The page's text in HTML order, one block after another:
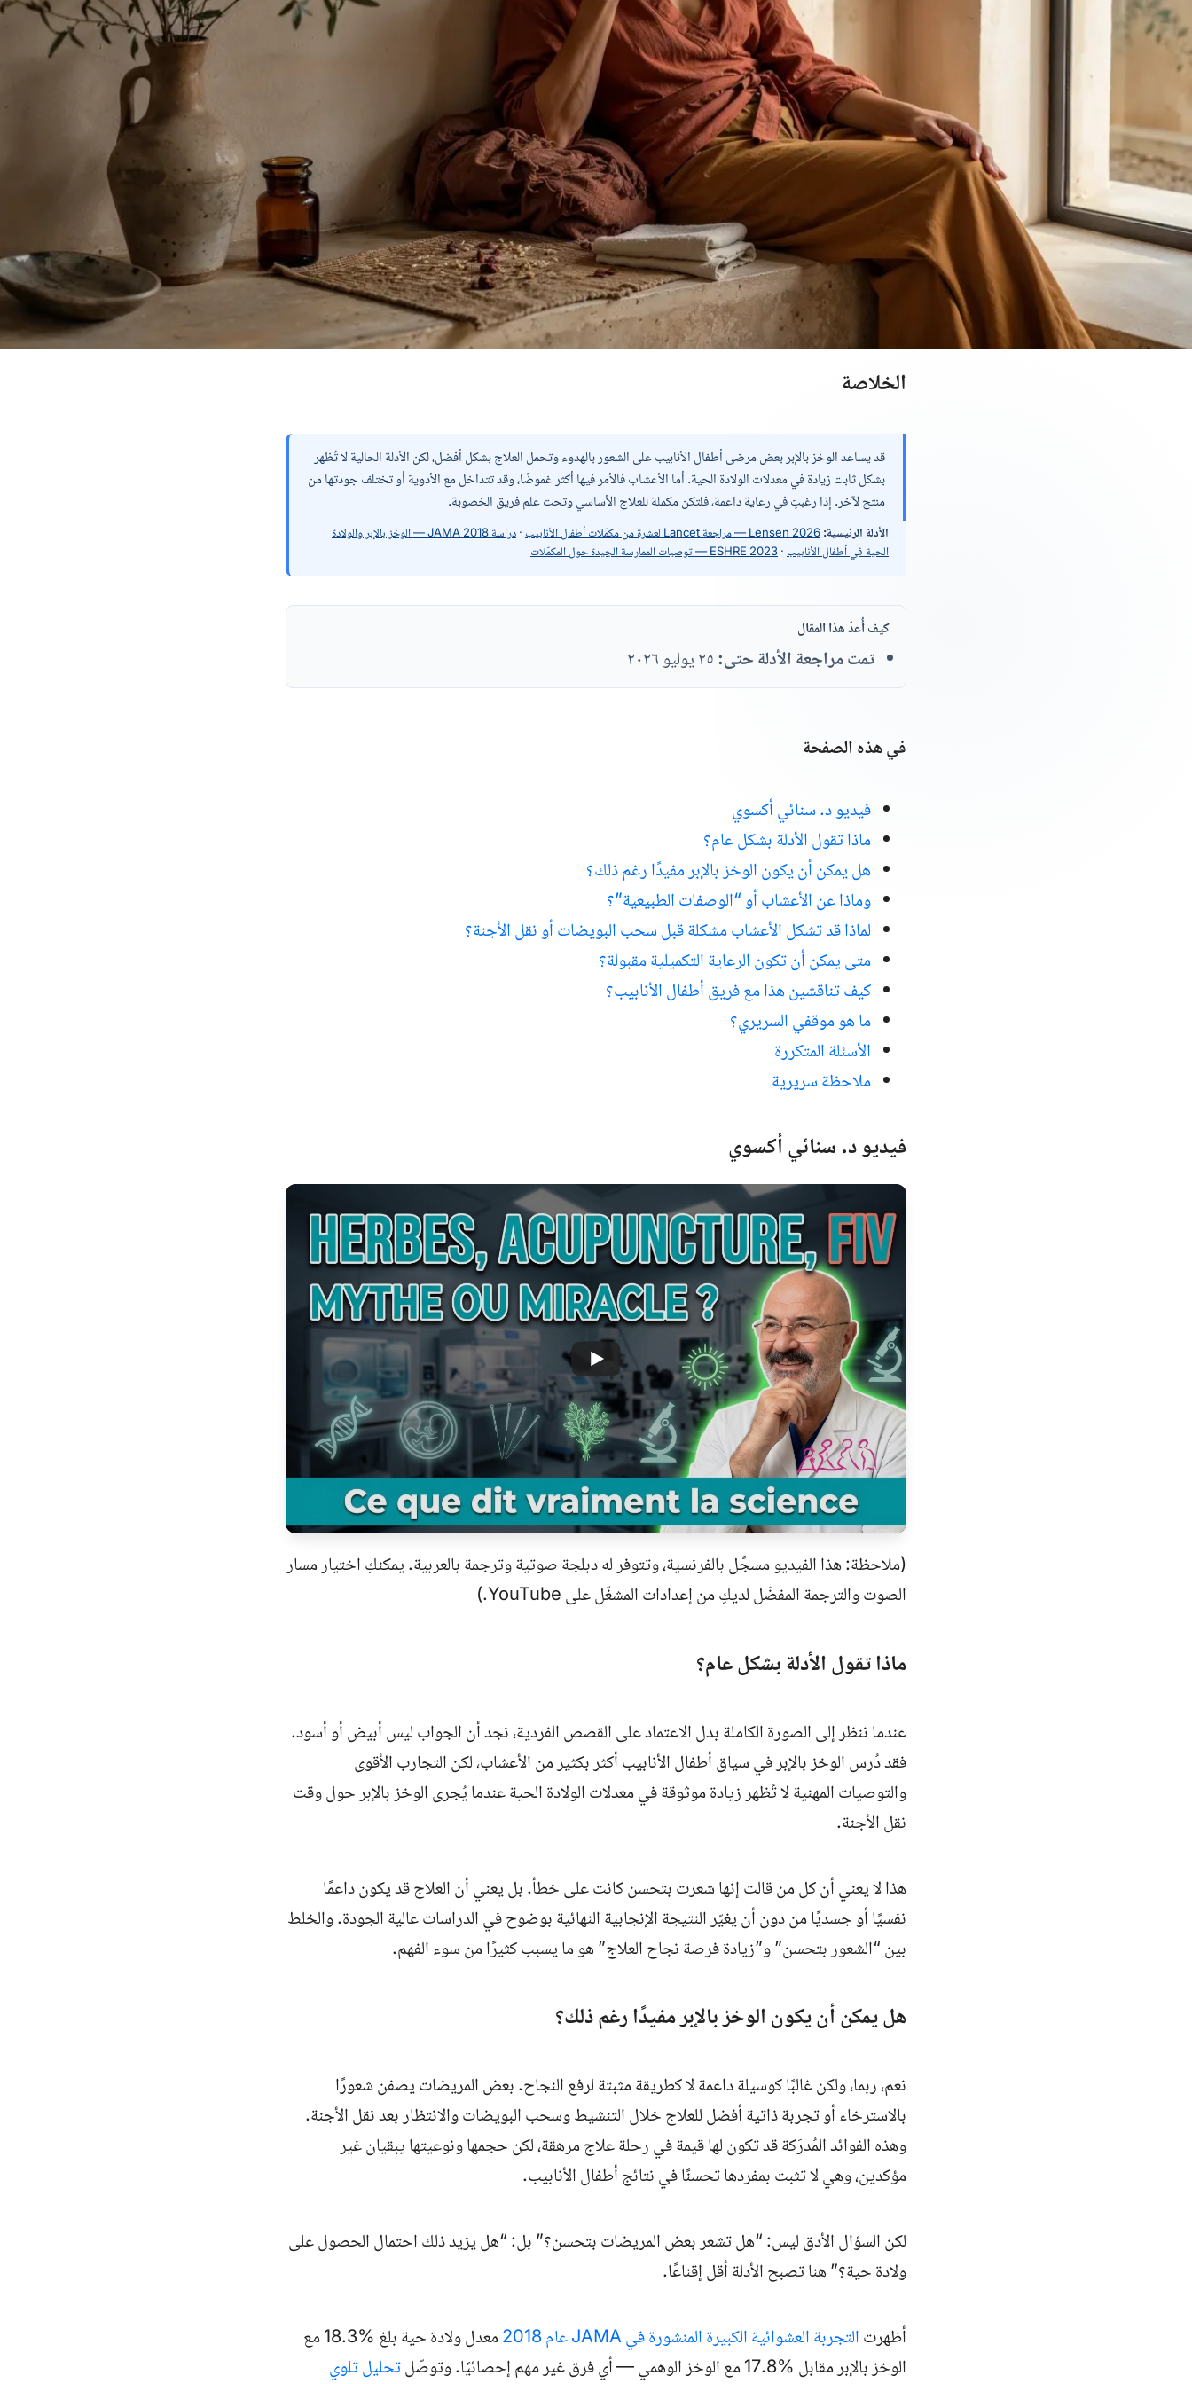
الخلاصة
قد يساعد الوخز بالإبر بعض مرضى أطفال الأنابيب على الشعور بالهدوء وتحمل العلاج بشكل أفضل، لكن الأدلة الحالية لا تُظهر
بشكل ثابت زيادة في معدلات الولادة الحية. أما الأعشاب فالأمر فيها أكثر غموضًا، وقد تتداخل مع الأدوية أو تختلف جودتها من
منتج لآخر. إذا رغبتِ في رعاية داعمة، فلتكن مكملة للعلاج الأساسي وتحت علم فريق الخصوبة.
الأدلة الرئيسية:Lensen 2026 — مراجعة Lancet لعشرة من مكمّلات أطفال الأنابيب ·
دراسة JAMA 2018 — الوخز بالإبر والولادة
الحية في أطفال الأنابيب·ESHRE 2023 — توصيات الممارسة الجيدة حول المكمّلات
كيف أُعدّ هذا المقال
تمت مراجعة الأدلة حتى:
في هذه الصفحة
فيديو د. سنائي أكسوي
ماذا تقول الأدلة بشكل عام؟
هل يمكن أن يكون الوخز بالإبر مفيدًا رغم ذلك؟
وماذا عن الأعشاب أو “الوصفات الطبيعية”؟
لماذا قد تشكل الأعشاب مشكلة قبل سحب البويضات أو نقل الأجنة؟
متى يمكن أن تكون الرعاية التكميلية مقبولة؟
كيف تناقشين هذا مع فريق أطفال الأنابيب؟
ما هو موقفي السريري؟
الأسئلة المتكررة
ملاحظة سريرية
فيديو د. سنائي أكسوي
(ملاحظة: هذا الفيديو مسجَّل بالفرنسية، وتتوفر له دبلجة صوتية وترجمة بالعربية. يمكنكِ اختيار مسار
الصوت والترجمة المفضّل لديكِ من إعدادات المشغّل علىYouTube
.)
ماذا تقول الأدلة بشكل عام؟
عندما ننظر إلى الصورة الكاملة بدل الاعتماد على القصص الفردية، نجد أن الجواب ليس أبيض أو أسود.
فقد دُرس الوخز بالإبر في سياق أطفال الأنابيب أكثر بكثير من الأعشاب، لكن التجارب الأقوى
والتوصيات المهنية لا تُظهر زيادة موثوقة في معدلات الولادة الحية عندما يُجرى الوخز بالإبر حول وقت
نقل الأجنة.
هذا لا يعني أن كل من قالت إنها شعرت بتحسن كانت على خطأ. بل يعني أن العلاج قد يكون داعمًا
نفسيًا أو جسديًا من دون أن يغيّر النتيجة الإنجابية النهائية بوضوح في الدراسات عالية الجودة. والخلط
بين “الشعور بتحسن” و”زيادة فرصة نجاح العلاج” هو ما يسبب كثيرًا من سوء الفهم.
هل يمكن أن يكون الوخز بالإبر مفيدًا رغم ذلك؟
نعم، ربما، ولكن غالبًا كوسيلة داعمة لا كطريقة مثبتة لرفع النجاح. بعض المريضات يصفن شعورًا
بالاسترخاء أو تجربة ذاتية أفضل للعلاج خلال التنشيط وسحب البويضات والانتظار بعد نقل الأجنة.
وهذه الفوائد المُدرَكة قد تكون لها قيمة في رحلة علاج مرهقة، لكن حجمها ونوعيتها يبقيان غير
مؤكدين، وهي لا تثبت بمفردها تحسنًا في نتائج أطفال الأنابيب.
لكن السؤال الأدق ليس: “هل تشعر بعض المريضات بتحسن؟” بل: “هل يزيد ذلك احتمال الحصول على
ولادة حية؟” هنا تصبح الأدلة أقل إقناعًا.
أظهرتالتجربة العشوائية الكبيرة المنشورة فيJAMAعام 2018 معدل ولادة حية بلغ 18.3%مع
الوخز بالإبر مقابل 17.8%مع الوخز الوهمي — أي فرق غير مهم إحصائيًا. وتوصّلتحليل تلوي